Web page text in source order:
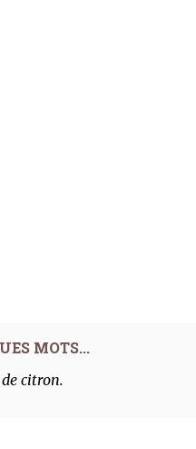
citron.